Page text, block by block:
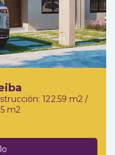
122.59 m2 /
m2